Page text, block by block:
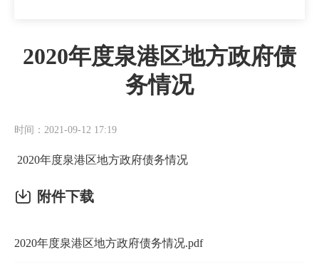
2020年度泉港区地方政府债
务情况
时间：2021-09-12 17:19
2020年度泉港区地方政府债务情况
附件下载
2020年度泉港区地方政府债务情况.pdf